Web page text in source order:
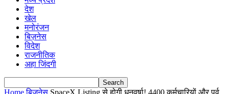
देश
खेल
मनोरंजन
बिज़नेस
विदेश
राजनीतिक
अहा जिंदगी
Home बिज़नेस SpaceX Listing से होगी धनवर्षा! 4400 कर्मचारियों और पूर्व